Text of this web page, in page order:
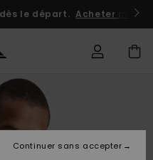
le départ. Acheter
Continuer sans accepter